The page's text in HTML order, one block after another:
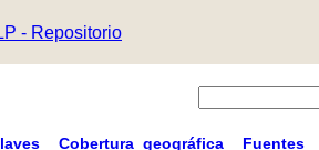
- Repositorio
Cobertura_geográfica Fuentes